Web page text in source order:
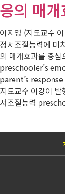
응의 매
이지영 (지도교수
정서조절능력에 미
의 매개효과를 중
preschooler’s
parent’s
지도교수 이강이
서조절능력